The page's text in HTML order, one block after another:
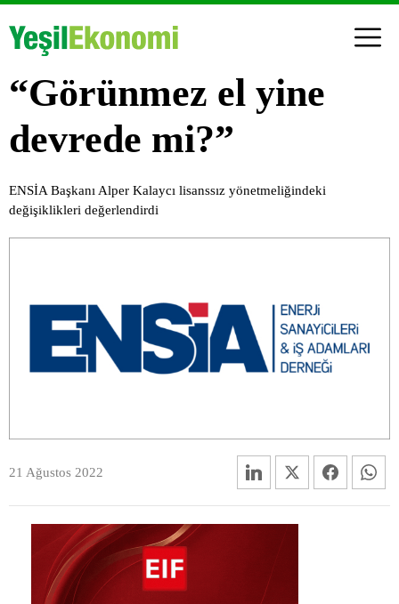
“Görünmez el yine
devrede mi?”
ENSİA Başkanı Alper Kalaycı lisanssız yönetmeliğindeki
değişiklikleri değerlendirdi
21 Ağustos 2022